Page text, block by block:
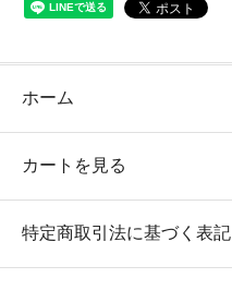
ホーム
カートを見る
特定商取引法に基づく表記